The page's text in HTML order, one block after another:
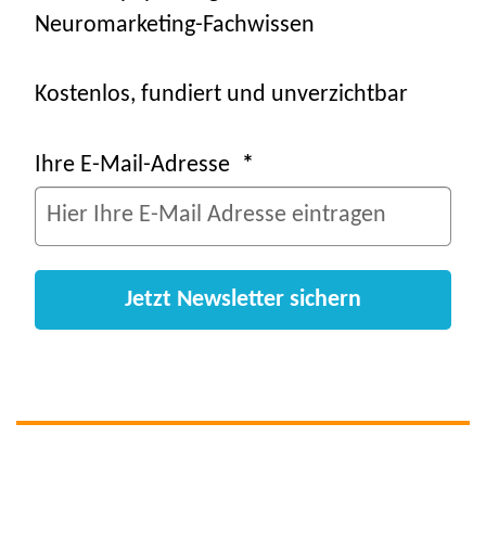
Neuromarketing-Fachwissen
Kostenlos, fundiert und unverzichtbar
Ihre E-Mail-Adresse
Jetzt Newsletter sichern